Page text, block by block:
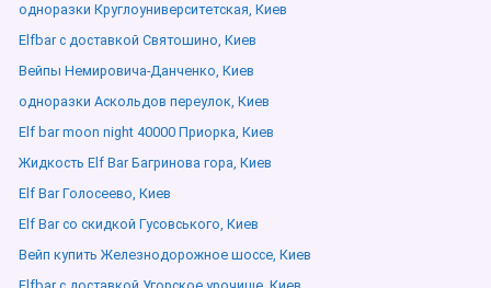
одноразки Круглоуниверситетская, Киев
Elfbar с доставкой Святошино, Киев
Вейпы Немировича-Данченко, Киев
одноразки Аскольдов переулок, Киев
Elf bar moon night 40000 Приорка, Киев
Жидкость Elf Bar Багринова гора, Киев
Elf Bar Голосеево, Киев
Elf Bar со скидкой Гусовського, Киев
Вейп купить Железнодорожное шоссе, Киев